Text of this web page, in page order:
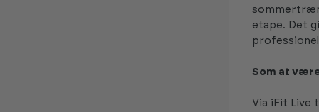
etape. Det
Som at
Via iFit Live